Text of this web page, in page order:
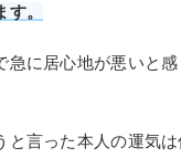
。
に居心地が悪いと
と言った本人の運気